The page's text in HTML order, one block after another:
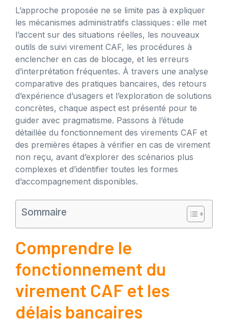
L’approche proposée ne se limite pas à expliquer
les mécanismes administratifs classiques : elle met
l’accent sur des situations réelles, les nouveaux
outils de suivi virement CAF, les procédures à
enclencher en cas de blocage, et les erreurs
d’interprétation fréquentes. À travers une analyse
comparative des pratiques bancaires, des retours
d’expérience d’usagers et l’exploration de solutions
concrètes, chaque aspect est présenté pour te
guider avec pragmatisme. Passons à l’étude
détaillée du fonctionnement des virements CAF et
des premières étapes à vérifier en cas de virement
non reçu, avant d’explorer des scénarios plus
complexes et d’identifier toutes les formes
d’accompagnement disponibles.
Sommaire
Comprendre le
fonctionnement du
virement CAF et les
délais bancaires